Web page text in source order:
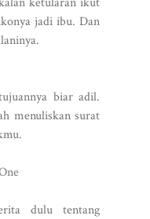
jadi ibu. Dan
biar adil.
menuliskan surat
dulu tentang